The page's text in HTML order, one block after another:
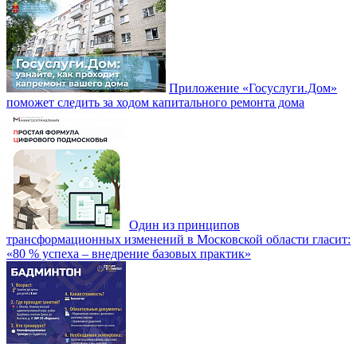
Приложение «Госуслуги.Дом»
поможет следить за ходом капитального ремонта дома
Один из принципов
трансформационных изменений в Московской области гласит:
«80 % успеха – внедрение базовых практик»